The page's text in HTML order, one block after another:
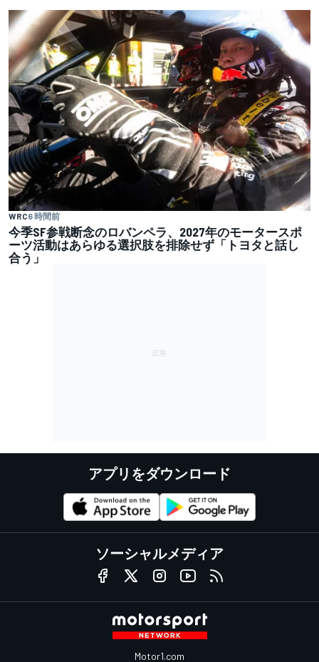
WRC6 時間前
今季SF参戦断念のロバンペラ、2027年のモータースポ
ーツ活動はあらゆる選択肢を排除せず「トヨタと話し
合う」
アプリをダウンロード
ソーシャルメディア
Motor1.com